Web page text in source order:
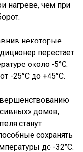
нагреве, чем при
некоторые
перестает
около -5°С.
-25°С до +45°С.
домов,
станут
сохранять
до -32°С.